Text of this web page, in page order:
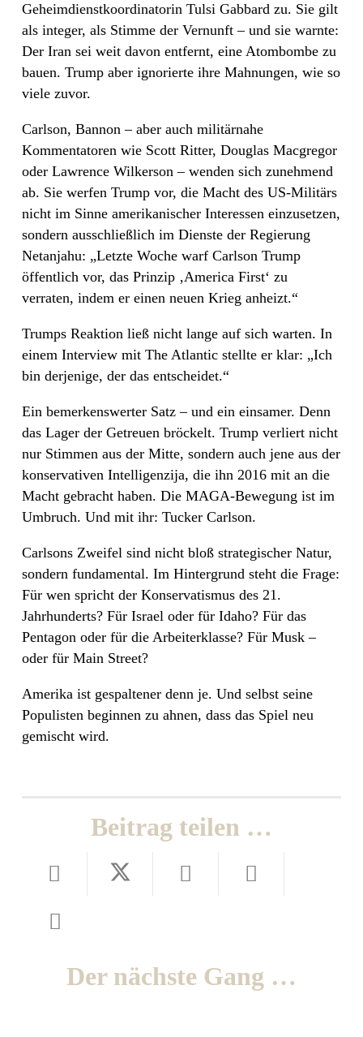
Geheimdienstkoordinatorin Tulsi Gabbard zu. Sie gilt
als integer, als Stimme der Vernunft – und sie warnte:
Der Iran sei weit davon entfernt, eine Atombombe zu
bauen. Trump aber ignorierte ihre Mahnungen, wie so
viele zuvor.
Carlson, Bannon – aber auch militärnahe
Kommentatoren wie Scott Ritter, Douglas Macgregor
oder Lawrence Wilkerson – wenden sich zunehmend
ab. Sie werfen Trump vor, die Macht des US-Militärs
nicht im Sinne amerikanischer Interessen einzusetzen,
sondern ausschließlich im Dienste der Regierung
Netanjahu: „Letzte Woche warf Carlson Trump
öffentlich vor, das Prinzip ‚America First‘ zu
verraten, indem er einen neuen Krieg anheizt.“
Trumps Reaktion ließ nicht lange auf sich warten. In
einem Interview mit The Atlantic stellte er klar: „Ich
bin derjenige, der das entscheidet.“
Ein bemerkenswerter Satz – und ein einsamer. Denn
das Lager der Getreuen bröckelt. Trump verliert nicht
nur Stimmen aus der Mitte, sondern auch jene aus der
konservativen Intelligenzija, die ihn 2016 mit an die
Macht gebracht haben. Die MAGA-Bewegung ist im
Umbruch. Und mit ihr: Tucker Carlson.
Carlsons Zweifel sind nicht bloß strategischer Natur,
sondern fundamental. Im Hintergrund steht die Frage:
Für wen spricht der Konservatismus des 21.
Jahrhunderts? Für Israel oder für Idaho? Für das
Pentagon oder für die Arbeiterklasse? Für Musk –
oder für Main Street?
Amerika ist gespaltener denn je. Und selbst seine
Populisten beginnen zu ahnen, dass das Spiel neu
gemischt wird.
Beitrag teilen …
Der nächste Gang …